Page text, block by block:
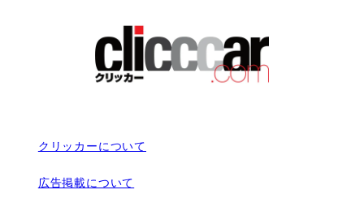
クリッカーについて
広告掲載について